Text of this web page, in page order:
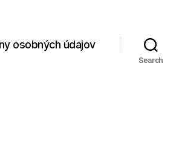
osobných údajov
Search